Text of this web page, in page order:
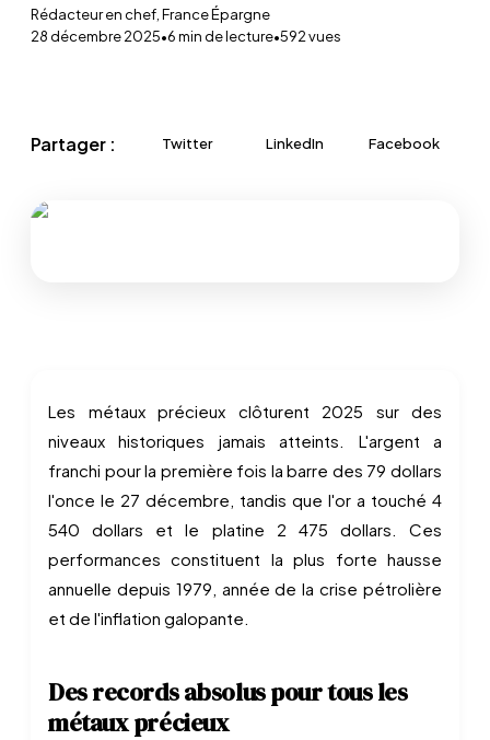
Rédacteur en chef, France Épargne
28 décembre 2025•6min de lecture•592vues
Partager : Twitter LinkedIn Facebook
Les métaux précieux clôturent 2025 sur des
niveaux historiques jamais atteints. L'argent a
franchi pour la première fois la barre des 79 dollars
l'once le 27 décembre, tandis que l'or a touché 4
540 dollars et le platine 2 475 dollars. Ces
performances constituent la plus forte hausse
annuelle depuis 1979, année de la crise pétrolière
et de l'inflation galopante.
Des records absolus pour tous les
métaux précieux